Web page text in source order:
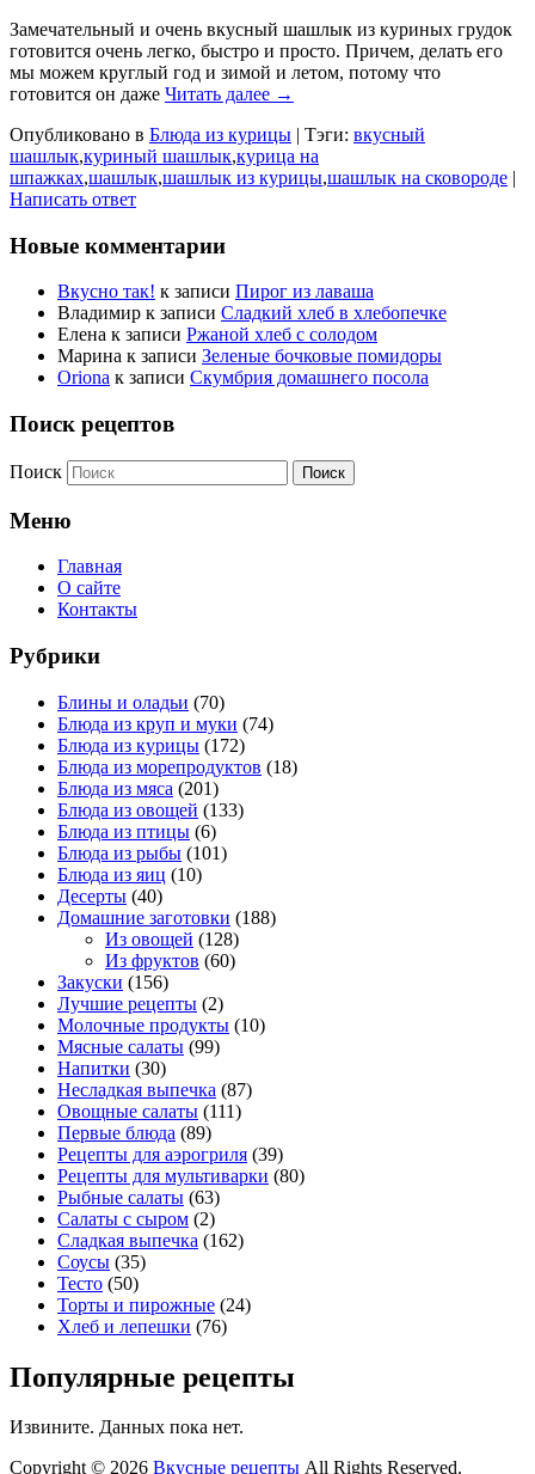
Замечательный и очень вкусный шашлык из куриных грудок
готовится очень легко, быстро и просто. Причем, делать его
мы можем круглый год и зимой и летом, потому что
готовится он даже Читать далее →
Опубликовано в Блюда из курицы | Тэги: вкусный
шашлык,куриный шашлык,курица на
шпажках,шашлык,шашлык из курицы,шашлык на сковороде |
Написать ответ
Новые комментарии
Вкусно так! к записи Пирог из лаваша
Владимир к записи Сладкий хлеб в хлебопечке
Елена к записи Ржаной хлеб с солодом
Марина к записи Зеленые бочковые помидоры
Oriona к записи Скумбрия домашнего посола
Поиск рецептов
Поиск
Меню
Главная
О сайте
Контакты
Рубрики
Блины и оладьи (70)
Блюда из круп и муки (74)
Блюда из курицы (172)
Блюда из морепродуктов (18)
Блюда из мяса (201)
Блюда из овощей (133)
Блюда из птицы (6)
Блюда из рыбы (101)
Блюда из яиц (10)
Десерты (40)
Домашние заготовки (188)
Из овощей (128)
Из фруктов (60)
Закуски (156)
Лучшие рецепты (2)
Молочные продукты (10)
Мясные салаты (99)
Напитки (30)
Несладкая выпечка (87)
Овощные салаты (111)
Первые блюда (89)
Рецепты для аэрогриля (39)
Рецепты для мультиварки (80)
Рыбные салаты (63)
Салаты с сыром (2)
Сладкая выпечка (162)
Соусы (35)
Тесто (50)
Торты и пирожные (24)
Хлеб и лепешки (76)
Популярные рецепты
Извините. Данных пока нет.
Copyright © 2026 Вкусные рецепты All Rights Reserved.